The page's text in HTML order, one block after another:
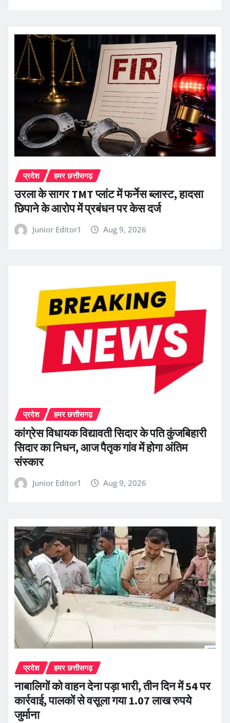
प्रदेश हमर छत्तीसगढ़
उरला के सागर TMT प्लांट में फर्नेस ब्लास्ट, हादसा
छिपाने के आरोप में प्रबंधन पर केस दर्ज
Junior Editor1 Aug 9, 2026
प्रदेश हमर छत्तीसगढ़
कांग्रेस विधायक विद्यावती सिदार के पति कुंजबिहारी
सिदार का निधन, आज पैतृक गांव में होगा अंतिम
संस्कार
Junior Editor1 Aug 9, 2026
प्रदेश हमर छत्तीसगढ़
नाबालिगों को वाहन देना पड़ा भारी, तीन दिन में 54 पर
कार्रवाई, पालकों से वसूला गया 1.07 लाख रुपये
जुर्माना